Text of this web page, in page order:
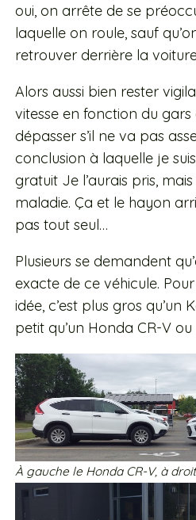
oui, on arrête de se
laquelle on roule, sauf
retrouver derrière la
Alors aussi bien rester
vitesse en fonction du
dépasser s’il ne va pas
conclusion à laquelle je
gratuit Je l’aurais pris,
maladie. Ça et le hayon
pas tout seul…
Plusieurs se demandent
exacte de ce véhicule.
idée, c’est plus gros qu’un
petit qu’un Honda CR-V
À gauche le Honda CR-V, à